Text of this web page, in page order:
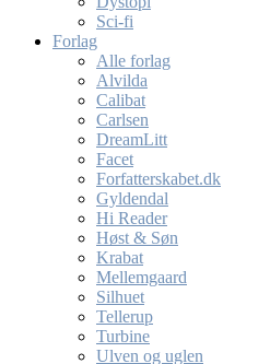
Sci-fi
Forlag
Alle forlag
Alvilda
Calibat
Carlsen
DreamLitt
Facet
Forfatterskabet.dk
Gyldendal
Hi Reader
Høst & Søn
Krabat
Mellemgaard
Silhuet
Tellerup
Turbine
Ulven og uglen